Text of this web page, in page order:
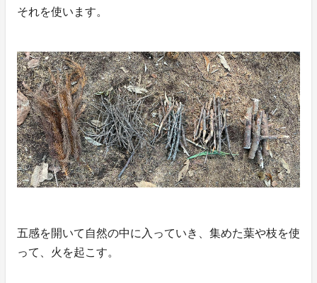
それを使います。
五感を開いて自然の中に入っていき、集めた葉や枝を使
って、火を起こす。